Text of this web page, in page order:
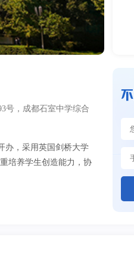
号，成都石室中学综合
办，采用英国剑桥大学
培养学生创造能力，协